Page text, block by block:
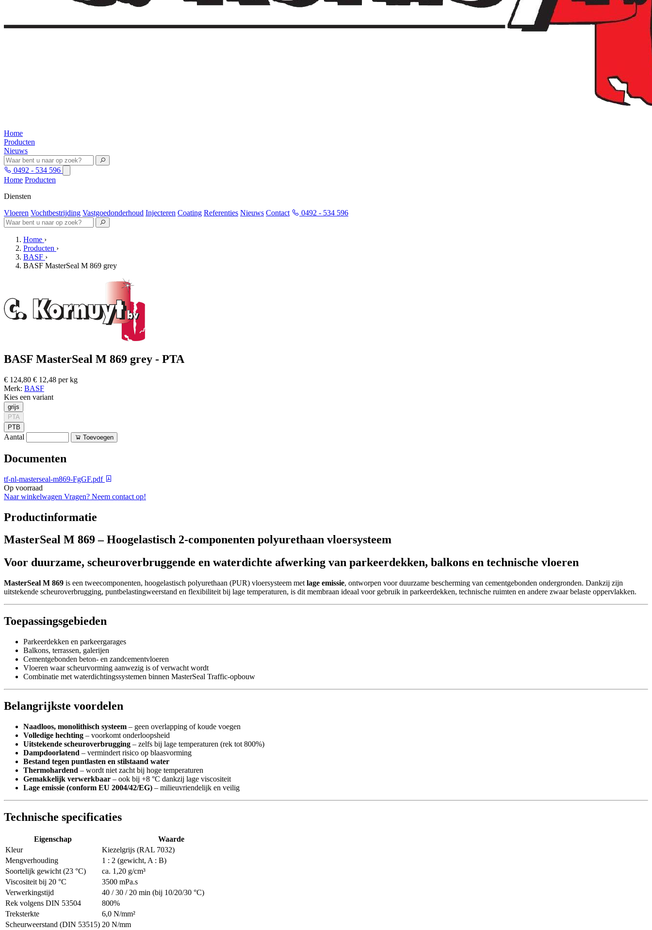
Home
Producten
Nieuws
0492 - 534 596
Home Producten
Diensten
Vloeren Vochtbestrijding Vastgoedonderhoud Injecteren Coating Referenties Nieuws Contact 0492 - 534 596
Home ›
Producten ›
BASF ›
BASF MasterSeal M 869 grey
BASF MasterSeal M 869 grey - PTA
€ 124,80 € 12,48 per kg
Merk: BASF
Kies een variant
grijs
PTA
PTB
Aantal Toevoegen
Documenten
tf-nl-masterseal-m869-FgGF.pdf
Op voorraad
Naar winkelwagen Vragen? Neem contact op!
Productinformatie
MasterSeal M 869 – Hoogelastisch 2-componenten polyurethaan vloersysteem
Voor duurzame, scheuroverbruggende en waterdichte afwerking van parkeerdekken, balkons en technische vloeren
MasterSeal M 869 is een tweecomponenten, hoogelastisch polyurethaan (PUR) vloersysteem met lage emissie, ontworpen voor duurzame bescherming van cementgebonden ondergronden. Dankzij zijn
uitstekende scheuroverbrugging, puntbelastingweerstand en flexibiliteit bij lage temperaturen, is dit membraan ideaal voor gebruik in parkeerdekken, technische ruimten en andere zwaar belaste oppervlakken.
Toepassingsgebieden
Parkeerdekken en parkeergarages
Balkons, terrassen, galerijen
Cementgebonden beton- en zandcementvloeren
Vloeren waar scheurvorming aanwezig is of verwacht wordt
Combinatie met waterdichtingssystemen binnen MasterSeal Traffic-opbouw
Belangrijkste voordelen
Naadloos, monolithisch systeem – geen overlapping of koude voegen
Volledige hechting – voorkomt onderloopsheid
Uitstekende scheuroverbrugging – zelfs bij lage temperaturen (rek tot 800%)
Dampdoorlatend – vermindert risico op blaasvorming
Bestand tegen puntlasten en stilstaand water
Thermohardend – wordt niet zacht bij hoge temperaturen
Gemakkelijk verwerkbaar – ook bij +8 °C dankzij lage viscositeit
Lage emissie (conform EU 2004/42/EG) – milieuvriendelijk en veilig
Technische specificaties
Eigenschap
Waarde
Kleur
Kiezelgrijs (RAL 7032)
Mengverhouding
1 : 2 (gewicht, A : B)
Soortelijk gewicht (23 °C)
ca. 1,20 g/cm³
Viscositeit bij 20 °C
3500 mPa.s
Verwerkingstijd
40 / 30 / 20 min (bij 10/20/30 °C)
Rek volgens DIN 53504
800%
Treksterkte
6,0 N/mm²
Scheurweerstand (DIN 53515) 20 N/mm